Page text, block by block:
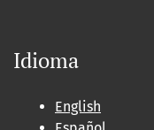
Idioma
English